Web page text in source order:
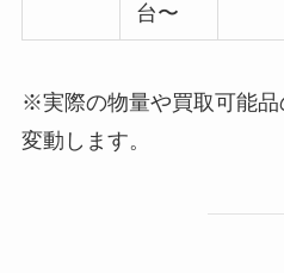
台〜
※実際の物量や買取可能
変動します。